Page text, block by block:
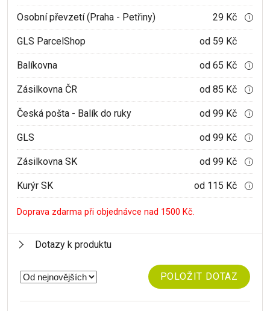
Osobní převzetí (Praha - Petřiny) 29 Kč i
GLS ParcelShop od 59 Kč
Balíkovna od 65 Kč i
Zásilkovna ČR od 85 Kč i
Česká pošta - Balík do ruky od 99 Kč i
GLS od 99 Kč i
Zásilkovna SK od 99 Kč i
Kurýr SK od 115 Kč i
Doprava zdarma při objednávce nad 1500 Kč.
Dotazy k produktu
POLOŽIT DOTAZ